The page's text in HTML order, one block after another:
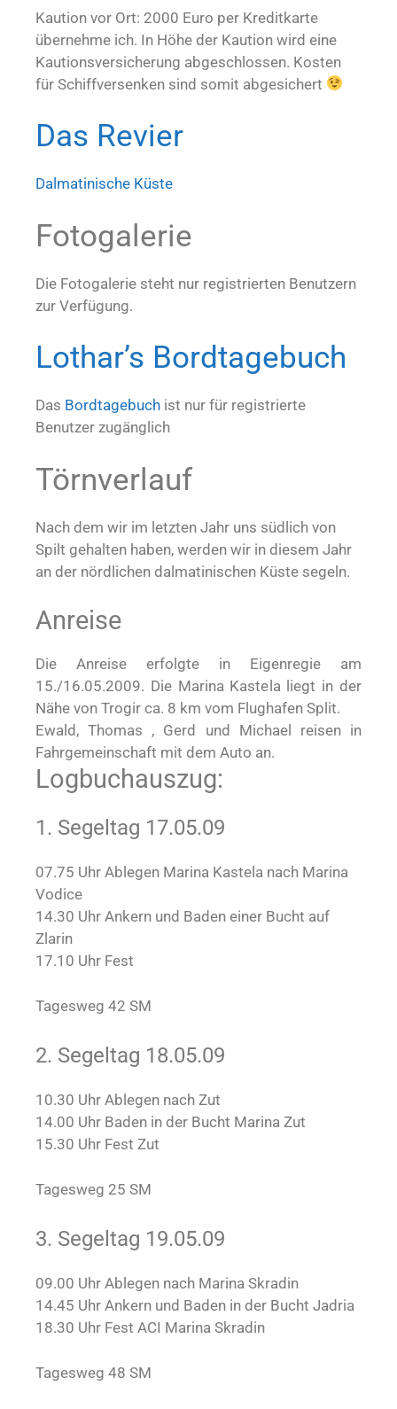
Kaution vor Ort: 2000 Euro per Kreditkarte
übernehme ich. In Höhe der Kaution wird eine
Kautionsversicherung abgeschlossen. Kosten
für Schiffversenken sind somit abgesichert
Das Revier
Dalmatinische Küste
Fotogalerie
Die Fotogalerie steht nur registrierten Benutzern
zur Verfügung.
Lothar’s Bordtagebuch
Das Bordtagebuch ist nur für registrierte
Benutzer zugänglich
Törnverlauf
Nach dem wir im letzten Jahr uns südlich von
Spilt gehalten haben, werden wir in diesem Jahr
an der nördlichen dalmatinischen Küste segeln.
Anreise
Die Anreise erfolgte in Eigenregie am
15./16.05.2009. Die Marina Kastela liegt in der
Nähe von Trogir ca. 8 km vom Flughafen Split.
Ewald, Thomas , Gerd und Michael reisen in
Fahrgemeinschaft mit dem Auto an.
Logbuchauszug:
1. Segeltag 17.05.09
07.75 Uhr Ablegen Marina Kastela nach Marina
Vodice
14.30 Uhr Ankern und Baden einer Bucht auf
Zlarin
17.10 Uhr Fest
Tagesweg 42 SM
2. Segeltag 18.05.09
10.30 Uhr Ablegen nach Zut
14.00 Uhr Baden in der Bucht Marina Zut
15.30 Uhr Fest Zut
Tagesweg 25 SM
3. Segeltag 19.05.09
09.00 Uhr Ablegen nach Marina Skradin
14.45 Uhr Ankern und Baden in der Bucht Jadria
18.30 Uhr Fest ACI Marina Skradin
Tagesweg 48 SM